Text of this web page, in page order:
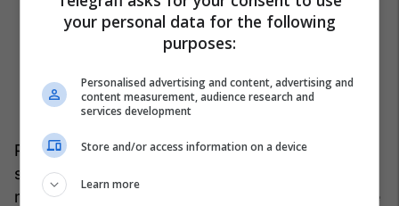
Pentagoni vëren se urdhri “i panevojshëm dhe
shumë përshkallëzues” i Putinit nuk ka rezultuar
me “ndonjë lëvizje të dukshme muskujsh”. Por, në
your personal data for the following
purposes:
Personalised advertising and content, advertising and
content measurement, audience research and
services development
Store and/or access information on a device
Learn more